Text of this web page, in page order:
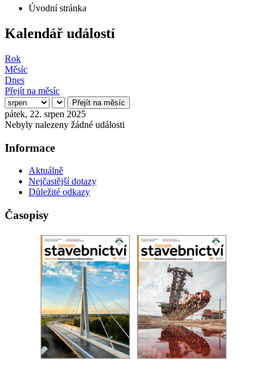
Úvodní stránka
Kalendář událostí
Rok
Měsíc
Dnes
Přejít na měsíc
Přejít na měsíc
pátek, 22. srpen 2025
Nebyly nalezeny žádné události
Informace
Aktuálně
Nejčastější dotazy
Důležité odkazy
Časopisy